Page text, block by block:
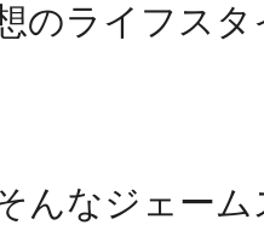
のライフス
んなジェー